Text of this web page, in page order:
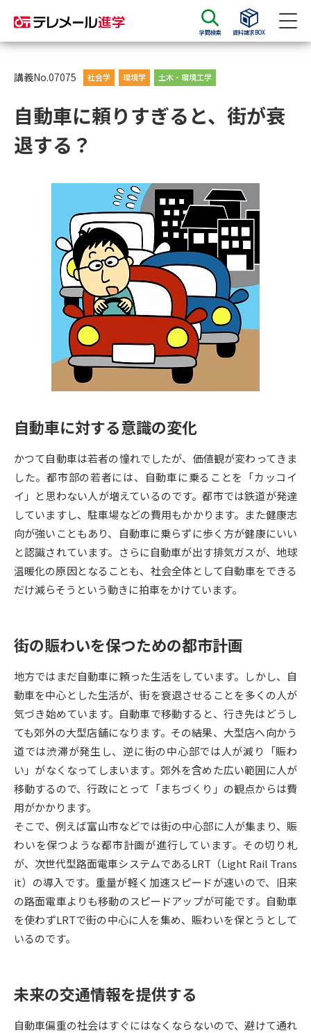
学問検索 資料請求BOX
資料請求 資料検索
大学・短大の資料種類から請求
総合型選抜・学校推薦型選抜 募
大学入学共通テスト利用選抜の
募集要項＆願書
大学・短大以外の資料から請求
専門学校の資料請求 大学院の資料請求
留学・進学関連、塾・予備校
大学入学共通テスト「受験案
内」の請求
大学入学共通テスト「受験上の
配慮案内」の請求
高等学校卒業程度認定試験
幼稚園教員資格認定試験 小学校教員資格認定試験
高等学校（情報）教員資格認定
試験
大学研究 大学検索
大学で学べる内容や特徴を調べる
データサイエンス特集 奨学金・特待生制度特集
デジタルパンフレット 進路の３択
新学年スタート号特集ページ
（高3生用）
新学年スタート号特集ページ
（高2生用）
SELFBRAND特集ページ
オープンキャンパスなどを調べる
オープンキャンパス検索 実施プログラムから探す
来場型・Web型イベント特集 夢ナビライブ
志望校・出願校を調べる
併願校選び 受験スケジュールを立てよう
講義No.07075 社会学 環境学 土木・環境工学
自動車に頼りすぎると、街が衰
退する？
自動車に対する意識の変化
かつて自動車は若者の憧れでしたが、価値観が変わってきま
した。都市部の若者には、自動車に乗ることを「カッコイ
イ」と思わない人が増えているのです。都市では鉄道が発達
していますし、駐車場などの費用もかかります。また健康志
向が強いこともあり、自動車に乗らずに歩く方が健康にいい
と認識されています。さらに自動車が出す排気ガスが、地球
温暖化の原因となることも、社会全体として自動車をできる
だけ減らそうという動きに拍車をかけています。
街の賑わいを保つための都市計画
地方ではまだ自動車に頼った生活をしています。しかし、自
動車を中心とした生活が、街を衰退させることを多くの人が
気づき始めています。自動車で移動すると、行き先はどうし
ても郊外の大型店舗になります。その結果、大型店へ向かう
道では渋滞が発生し、逆に街の中心部では人が減り「賑わ
い」がなくなってしまいます。郊外を含めた広い範囲に人が
移動するので、行政にとって「まちづくり」の観点からは費
用がかかります。
そこで、例えば富山市などでは街の中心部に人が集まり、賑
わいを保つような都市計画が進行しています。その切り札
が、次世代型路面電車システムであるLRT（Light Rail Trans
it）の導入です。重量が軽く加速スピードが速いので、旧来
の路面電車よりも移動のスピードアップが可能です。自動車
を使わずLRTで街の中心に人を集め、賑わいを保とうとして
いるのです。
未来の交通情報を提供する
自動車偏重の社会はすぐにはなくならないので、避けて通れ